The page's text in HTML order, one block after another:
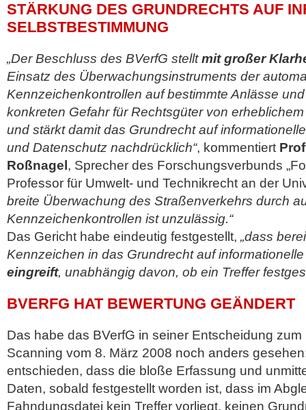
STÄRKUNG DES GRUNDRECHTS AUF
SELBSTBESTIMMUNG
„Der Beschluss des BVerfG stelltmit großer
Einsatz des Überwachungsinstruments der
Kennzeichenkontrollen auf bestimmte Anlässe
konkreten Gefahr für Rechtsgüter von
und stärkt damit das Grundrecht auf
und Datenschutz nachdrücklich“, kommentiert
Roßnagel , Sprecher des Forschungsverbunds
Professor für Umwelt- und Technikrecht an der
breite Überwachung des Straßenverkehrs durch
Kennzeichenkontrollen ist unzulässig.“
Das Gericht habe eindeutig festgestellt, „dass
Kennzeichen in das Grundrecht auf
eingreift, unabhängig davon, ob ein Treffer
BVERFG HAT BEWERTUNG GEÄNDERT
Das habe das BVerfG in seiner Entscheidung
Scanning vom 8. März 2008 noch anders
entschieden, dass die bloße Erfassung und
Daten, sobald festgestellt worden ist, dass im
Fahndungsdatei kein Treffer vorliegt, keinen